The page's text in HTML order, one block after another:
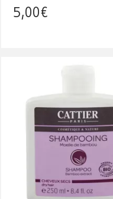
panier
5,00€